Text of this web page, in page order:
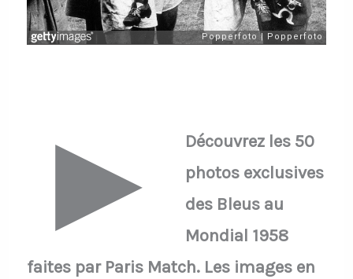
►
Découvrez les 50
photos exclusives
des Bleus au
Mondial 1958
faites par Paris Match. Les images en